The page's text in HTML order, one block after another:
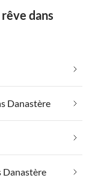
dans
Danastère
Danastère